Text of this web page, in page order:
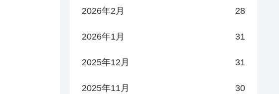
2026年2月 28
2026年1月 31
2025年12月 31
2025年11月 30